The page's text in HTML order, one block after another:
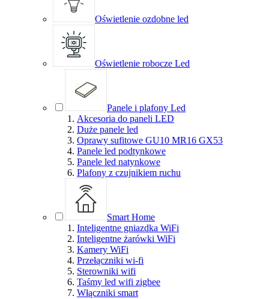
Oświetlenie ozdobne led
Oświetlenie robocze Led
Panele i plafony Led
Akcesoria do paneli LED
Duże panele led
Oprawy sufitowe GU10 MR16 GX53
Panele led podtynkowe
Panele led natynkowe
Plafony z czujnikiem ruchu
Smart Home
Inteligentne gniazdka WiFi
Inteligentne żarówki WiFi
Kamery WiFi
Przełączniki wi-fi
Sterowniki wifi
Taśmy led wifi zigbee
Włączniki smart